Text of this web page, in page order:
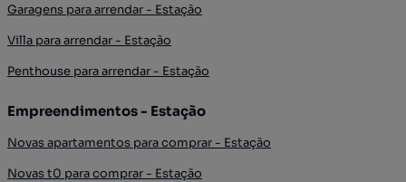
Garagens para arrendar - Estação
Villa para arrendar - Estação
Penthouse para arrendar - Estação
Empreendimentos - Estação
Novas apartamentos para comprar - Estação
Novas t0 para comprar - Estação